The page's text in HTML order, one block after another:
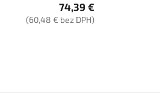
74,39 €
(60,48 € bez DPH)